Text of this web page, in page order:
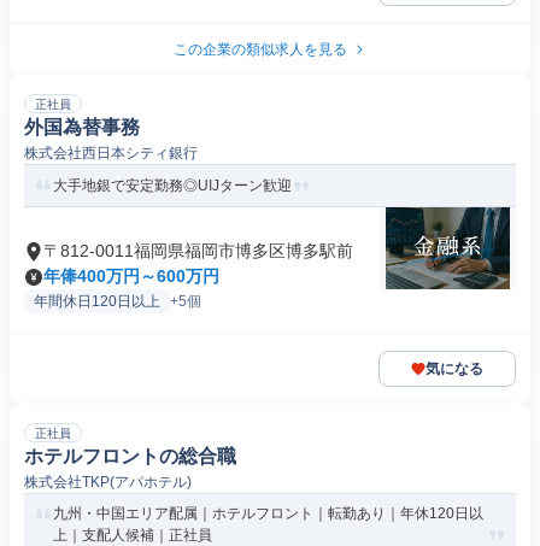
この企業の類似求人を見る
正社員
外国為替事務
株式会社西日本シティ銀行
大手地銀で安定勤務◎UIJターン歓迎
〒812-0011福岡県福岡市博多区博多駅前
年俸400万円～600万円
年間休日120日以上 +5個
気になる
正社員
ホテルフロントの総合職
株式会社TKP(アパホテル)
九州・中国エリア配属｜ホテルフロント｜転勤あり｜年休120日以
上｜支配人候補｜正社員